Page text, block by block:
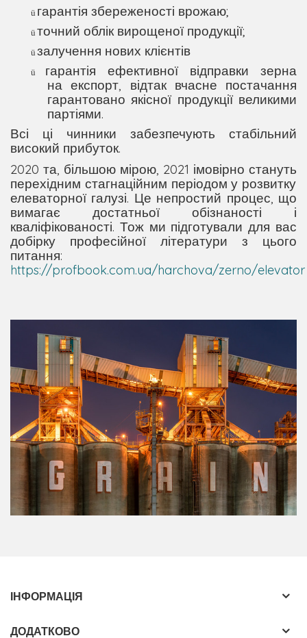
ü гарантія збереженості врожаю;
ü точний облік вирощеної продукції;
ü залучення нових клієнтів
ü гарантія ефективної відправки зерна
на експорт , відтак вчасне постачання
гарантовано якісної продукції великими
партіями.
Всі ці чинники забезпечують стабільний
високий прибуток.
2020­ та, більшою мірою 2021 імовірно стануть
перехідним стагнаційним періодом у розвитку
елеваторної галузі. Це непростий процес, що
вимагає достатньої обізнаності і
кваліфікованості. Тож ми підготували для вас
добірку професійної літератури з цього
питання:
https://profbook.com.ua/harchova/zerno/elevator
ІНФОРМАЦІЯ
ДОДАТКОВО